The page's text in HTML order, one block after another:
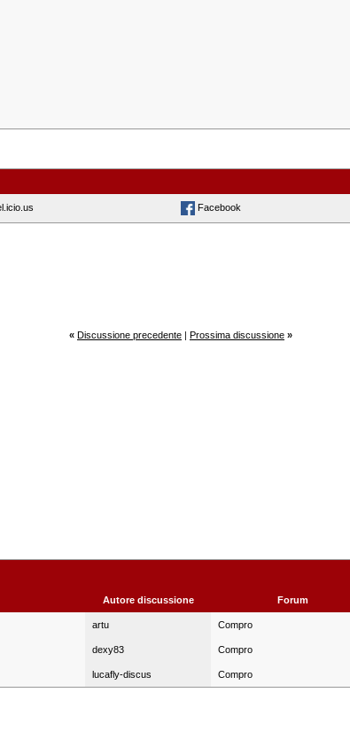
Facebook
« Discussione precedente | Prossima discussione »
Autore discussione Forum
artu Compro
dexy83 Compro
lucafly-discus Compro